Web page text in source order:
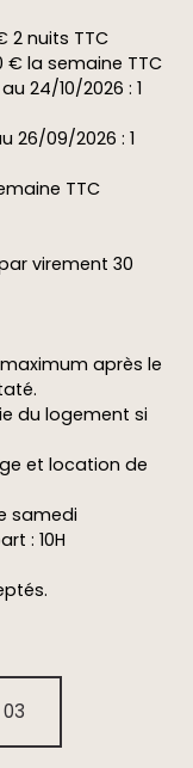
2 nuits TTC
€ la semaine TTC
24/10/2026 : 1
26/09/2026 : 1
TTC
virement 30
après le
du logement si
et location de
samedi
: 10H